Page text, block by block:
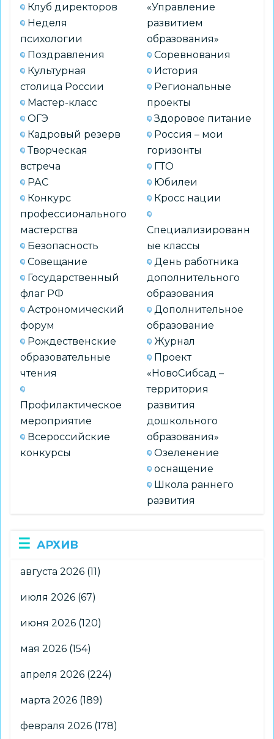
Клуб директоров
Неделя
психологии
Поздравления
Культурная
столица России
Мастер-класс
ОГЭ
Кадровый резерв
Творческая
встреча
РАС
Конкурс
профессионального
мастерства
Безопасность
Совещание
Государственный
флаг РФ
Астрономический
форум
Рождественские
образовательные
чтения
Профилактическое
мероприятие
Всероссийские
конкурсы
«Управление
развитием
образования»
Соревнования
История
Региональные
проекты
Здоровое питание
Россия – мои
горизонты
ГТО
Юбилеи
Кросс нации
Специализированн
ые классы
День работника
дополнительного
образования
Дополнительное
образование
Журнал
Проект
«НовоСибсад –
территория
развития
дошкольного
образования»
Озеленение
оснащение
Школа раннего
развития
АРХИВ
августа 2026 (11)
июля 2026 (67)
июня 2026 (120)
мая 2026 (154)
апреля 2026 (224)
марта 2026 (189)
февраля 2026 (178)